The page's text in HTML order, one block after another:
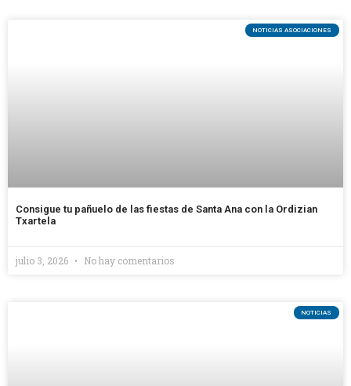
NOTICIAS ASOCIACIONES
Consigue tu pañuelo de las fiestas de Santa Ana con la Ordizian
Txartela
julio 3, 2026 No hay comentarios
NOTICIAS